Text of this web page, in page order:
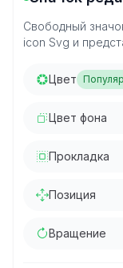
Свободный
icon Svg и
Цвет
Цвет фона
Прокладка
Позиция
Вращение